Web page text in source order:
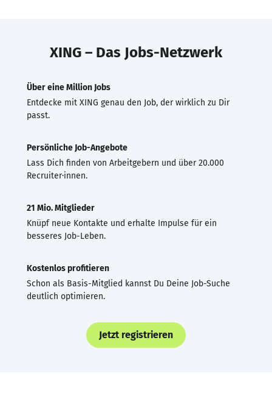
XING – Das Jobs-Netzwerk
Über eine Million Jobs
Entdecke mit XING genau den Job, der wirklich zu Dir
passt.
Persönliche Job-Angebote
Lass Dich finden von Arbeitgebern und über 20.000
Recruiter·innen.
21 Mio. Mitglieder
Knüpf neue Kontakte und erhalte Impulse für ein
besseres Job-Leben.
Kostenlos profitieren
Schon als Basis-Mitglied kannst Du Deine Job-Suche
deutlich optimieren.
Jetzt registrieren